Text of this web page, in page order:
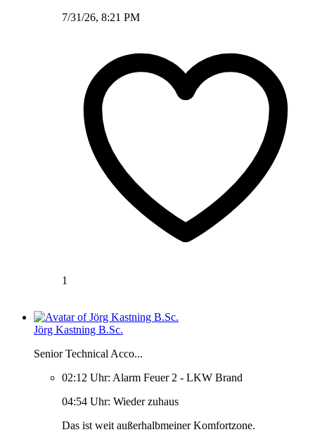
7/31/26, 8:21 PM
1
Jörg Kastning B.Sc.
Senior Technical Acco...
02:12 Uhr: Alarm Feuer 2 - LKW Brand
04:54 Uhr: Wieder zuhaus
Das ist weit außerhalbmeiner Komfortzone.